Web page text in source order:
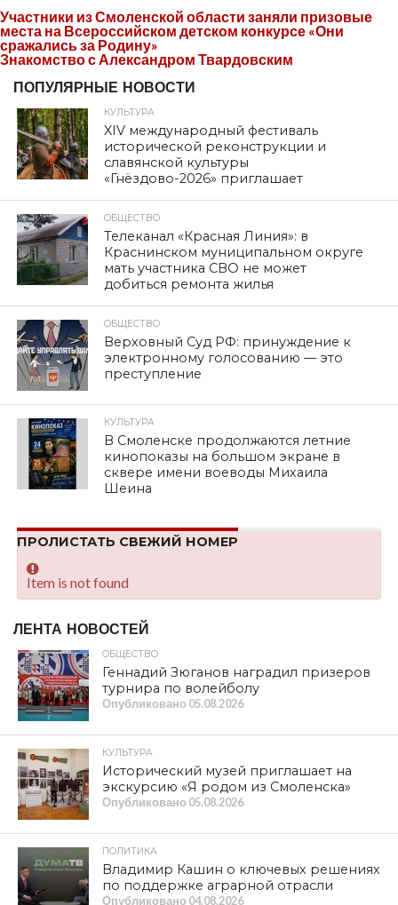
Участники из Смоленской области заняли призовые
места на Всероссийском детском конкурсе «Они
сражались за Родину»
Знакомство с Александром Твардовским
ПОПУЛЯРНЫЕ НОВОСТИ
КУЛЬТУРА
XIV международный фестиваль
исторической реконструкции и
славянской культуры
«Гнёздово-2026» приглашает
ОБЩЕСТВО
Телеканал «Красная Линия»: в
Краснинском муниципальном округе
мать участника СВО не может
добиться ремонта жилья
ОБЩЕСТВО
Верховный Суд РФ: принуждение к
электронному голосованию — это
преступление
КУЛЬТУРА
В Смоленске продолжаются летние
кинопоказы на большом экране в
сквере имени воеводы Михаила
Шеина
ПРОЛИСТАТЬ СВЕЖИЙ НОМЕР
Item is not found
ЛЕНТА НОВОСТЕЙ
ОБЩЕСТВО
Геннадий Зюганов наградил призеров
турнира по волейболу
Опубликовано 05.08.2026
КУЛЬТУРА
Исторический музей приглашает на
экскурсию «Я родом из Смоленска»
Опубликовано 05.08.2026
ПОЛИТИКА
Владимир Кашин о ключевых решениях
по поддержке аграрной отрасли
Опубликовано 04.08.2026